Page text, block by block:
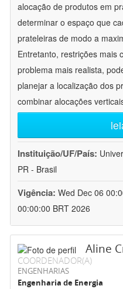
alocação de produtos em
determinar o espaço que
prateleiras de modo a
Entretanto, restrições mais
problema mais realista,
planejar a localização dos
combinar alocações
Instituição/UF/País:
PR - Brasil
Vigência: Wed Dec 06
00:00:00 BRT 2026
Aline
COORDENADOR(A)
ENGENHARIAS
Engenharia de Energia